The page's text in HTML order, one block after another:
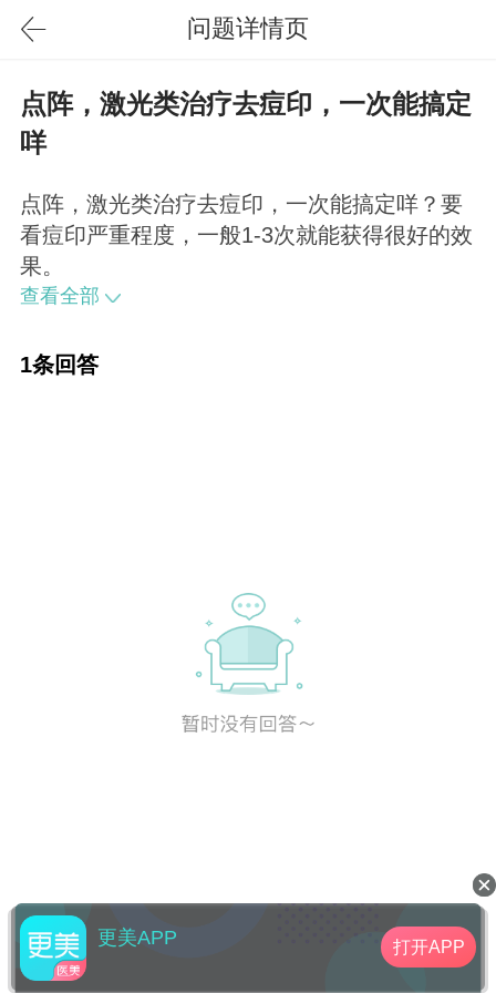
问题详情页
点阵，激光类治疗去痘印，一次能搞定
咩
点阵，激光类治疗去痘印，一次能搞定咩？要
看痘印严重程度，一般1-3次就能获得很好的效
果。
查看全部
1条回答
更美APP 打开APP